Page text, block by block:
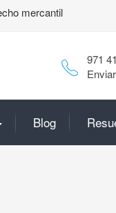
mercantil
971
Blog